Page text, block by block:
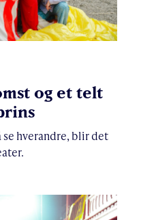
og et telt
hverandre, blir det